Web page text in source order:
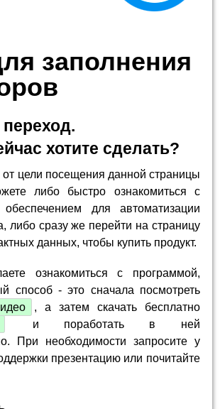
заполнения
хотите сделать?
от цели посещения данной страницы
либо быстро ознакомиться с
для автоматизации
либо сразу же перейти на страницу
данных, чтобы купить продукт.
ознакомиться с программой,
способ - это сначала посмотреть
, а затем скачать бесплатно
и поработать в ней
При необходимости запросите у
презентацию или почитайте